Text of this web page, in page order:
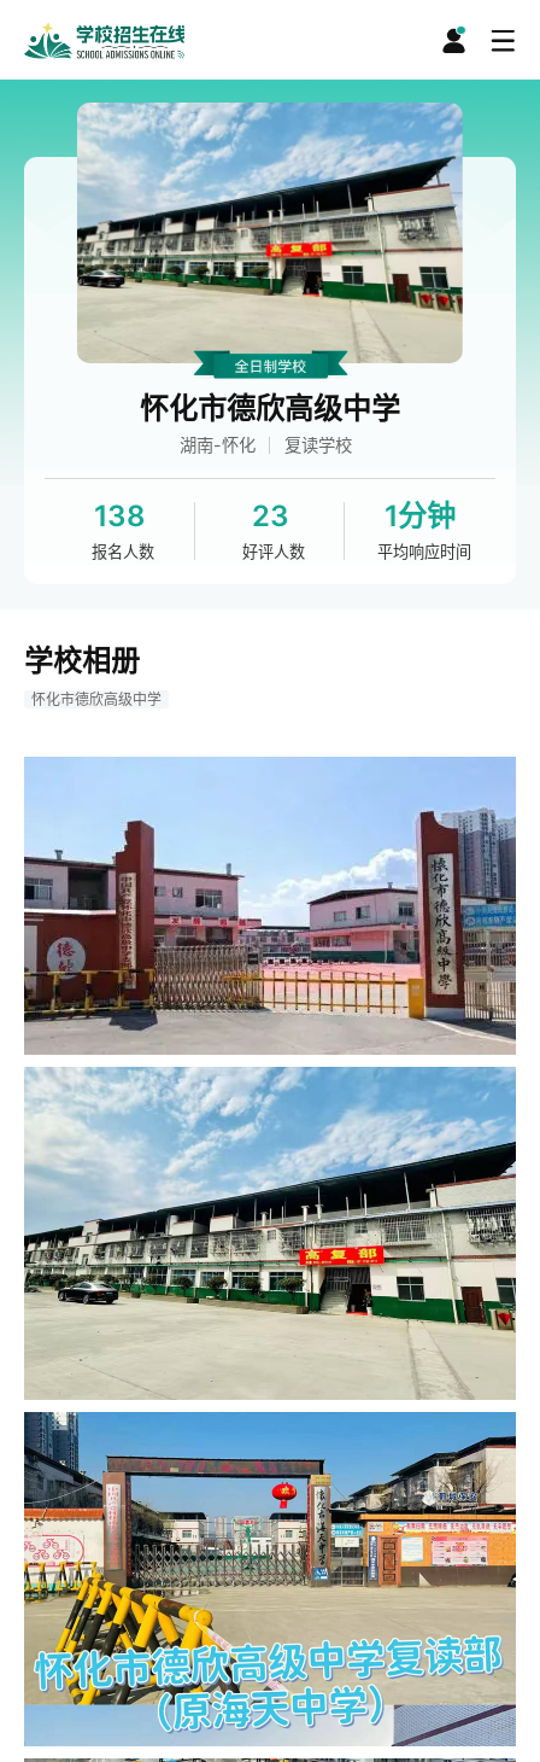
怀化市德欣高级中学
湖南-怀化 复读学校
138
报名人数
23
好评人数
1分钟
平均响应时间
学校相册
怀化市德欣高级中学